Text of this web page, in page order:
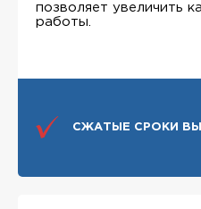
позволяет увеличить
работы.
СЖАТЫЕ СРОКИ